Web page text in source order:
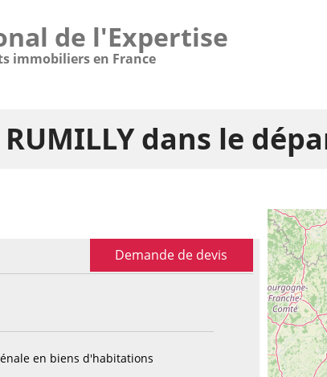
de l'Expertise
immobiliers en France
dans le
Demande de devis
en biens d'habitations